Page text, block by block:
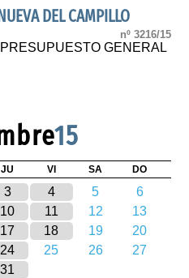
DEL CAMPILLO
nº 3216/15
GENERAL
15
JU VI SA DO
3 4 5
6
10 11 12
13
17 18 19
20
24 25 26
27
31